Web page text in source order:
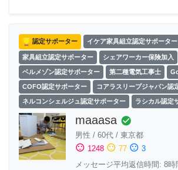
認定サポーター イケア家具組立認定サポーター
家具組立認定サポーター シェアワーカー保険加入
ベルメゾン認定サポーター 第二種電気工事士
COFO認定サポーター コアラスリープジャパン認
ネルコンシェルジュ認定サポーター ラシカル認定
maaasa check_circle
男性 / 60代 / 東京都
sentiment_satisfied 1248 sentiment_neutral 77 sentiment_dissatisfied 3
メッセージ平均返信時間: 8時